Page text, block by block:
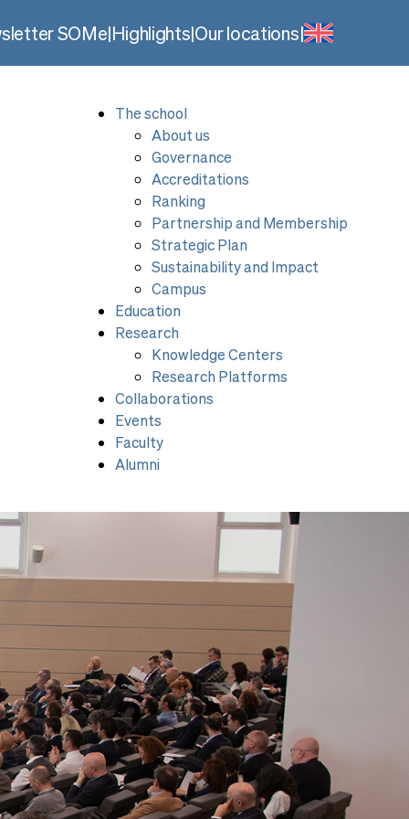
SOMe|Highlights|Our locations|
The school
About us
Governance
Accreditations
Ranking
Partnership and Membership
Strategic Plan
Sustainability and Impact
Campus
Education
Research
Knowledge Centers
Research Platforms
Collaborations
Events
Faculty
Alumni